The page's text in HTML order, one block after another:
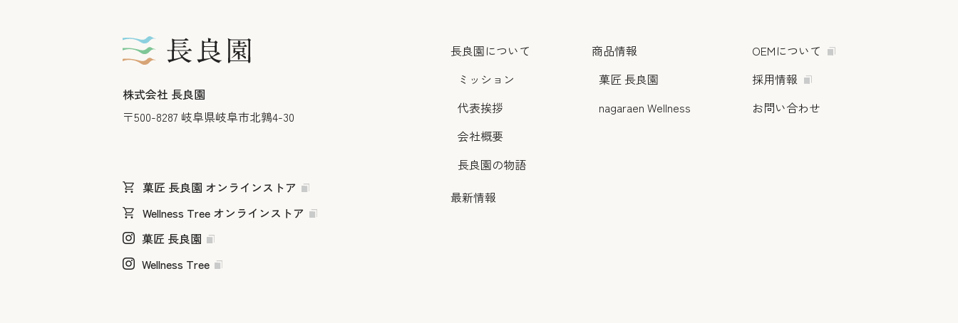
株式会社 長良園
〒500-8287 岐阜県岐阜市北鶉4-30
菓匠 長良園 オンラインストア
Wellness Tree オンラインストア
菓匠 長良園
Wellness Tree
長良園について
ミッション
代表挨拶
会社概要
長良園の物語
最新情報
商品情報
菓匠 長良園
nagaraen Wellness
OEMについて
採用情報
お問い合わせ